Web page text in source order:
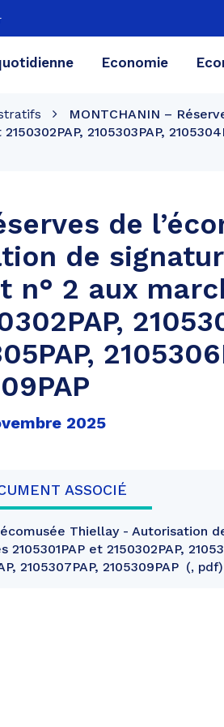
Economie
MONTCHANIN –
2105303PAP,
de
de
n° 2 aux
2025
ASSOCIÉ
Thiellay - Autorisation
et 2150302PAP,
2105307PAP, 2105309PAP
, pdf